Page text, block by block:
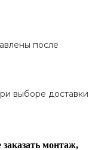
после
выборе доставки
монтаж,